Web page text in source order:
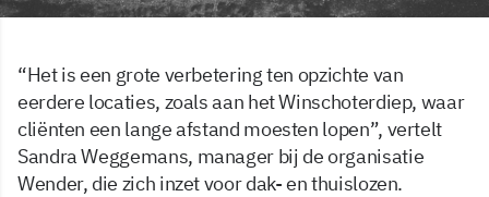
“Het is een grote verbetering ten opzichte van
eerdere locaties, zoals aan het Winschoterdiep, waar
cliënten een lange afstand moesten lopen”, vertelt
Sandra Weggemans, manager bij de organisatie
Wender, die zich inzet voor dak- en thuislozen.